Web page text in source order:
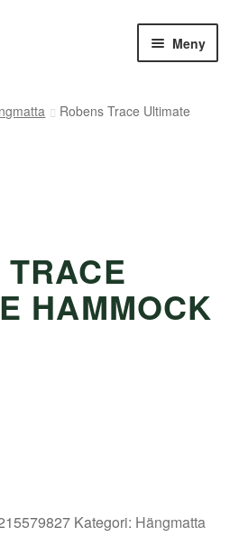
Meny
Robens Trace Ultimate
HAMMOCK
Kategori: Hängmatta